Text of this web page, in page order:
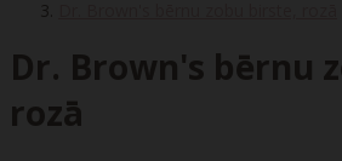
Dr. Brown's bērnu
rozā